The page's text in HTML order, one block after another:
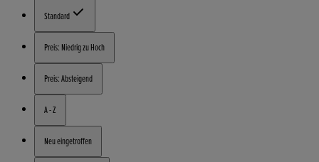
Standard
Preis: Niedrig zu Hoch
Preis: Absteigend
A - Z
Neu eingetroffen